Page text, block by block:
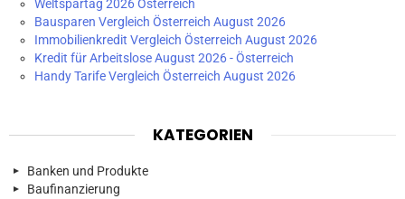
Weltspartag 2026 Österreich
Bausparen Vergleich Österreich August 2026
Immobilienkredit Vergleich Österreich August 2026
Kredit für Arbeitslose August 2026 - Österreich
Handy Tarife Vergleich Österreich August 2026
KATEGORIEN
Banken und Produkte
Baufinanzierung